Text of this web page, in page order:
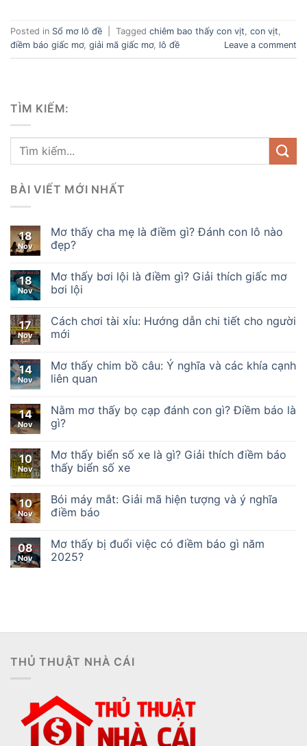
Posted in Sổ mơ lô đề Tagged chiêm bao thấy con vịt, con vịt,
điềm báo giấc mơ, giải mã giấc mơ, lô đề Leave a comment
TÌM KIẾM:
BÀI VIẾT MỚI NHẤT
18
Nov
Mơ thấy cha mẹ là điềm gì? Đánh con lô nào
đẹp?
18
Nov
Mơ thấy bơi lội là điềm gì? Giải thích giấc mơ
bơi lội
17
Nov
Cách chơi tài xỉu: Hướng dẫn chi tiết cho người
mới
14
Nov
Mơ thấy chim bồ câu: Ý nghĩa và các khía cạnh
liên quan
14
Nov
Nằm mơ thấy bọ cạp đánh con gì? Điềm báo là
gì?
10
Nov
Mơ thấy biển số xe là gì? Giải thích điềm báo
thấy biển số xe
10
Nov
Bói máy mắt: Giải mã hiện tượng và ý nghĩa
điềm báo
08
Nov
Mơ thấy bị đuổi việc có điềm báo gì năm
2025?
THỦ THUẬT NHÀ CÁI